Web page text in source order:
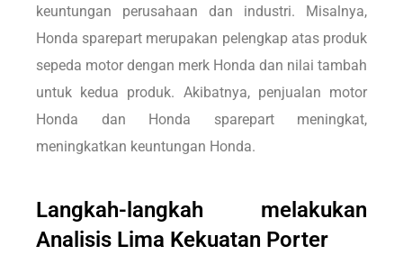
keuntungan perusahaan dan industri. Misalnya,
Honda sparepart merupakan pelengkap atas produk
sepeda motor dengan merk Honda dan nilai tambah
untuk kedua produk. Akibatnya, penjualan motor
Honda dan Honda sparepart meningkat,
meningkatkan keuntungan Honda.
Langkah-langkah melakukan
Analisis Lima Kekuatan Porter